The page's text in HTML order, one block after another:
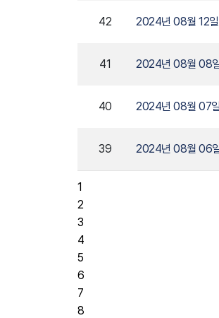
42 2024년 08월 12일
41 2024년 08월 08
40 2024년 08월 07
39 2024년 08월 06
1
2
3
4
5
6
7
8